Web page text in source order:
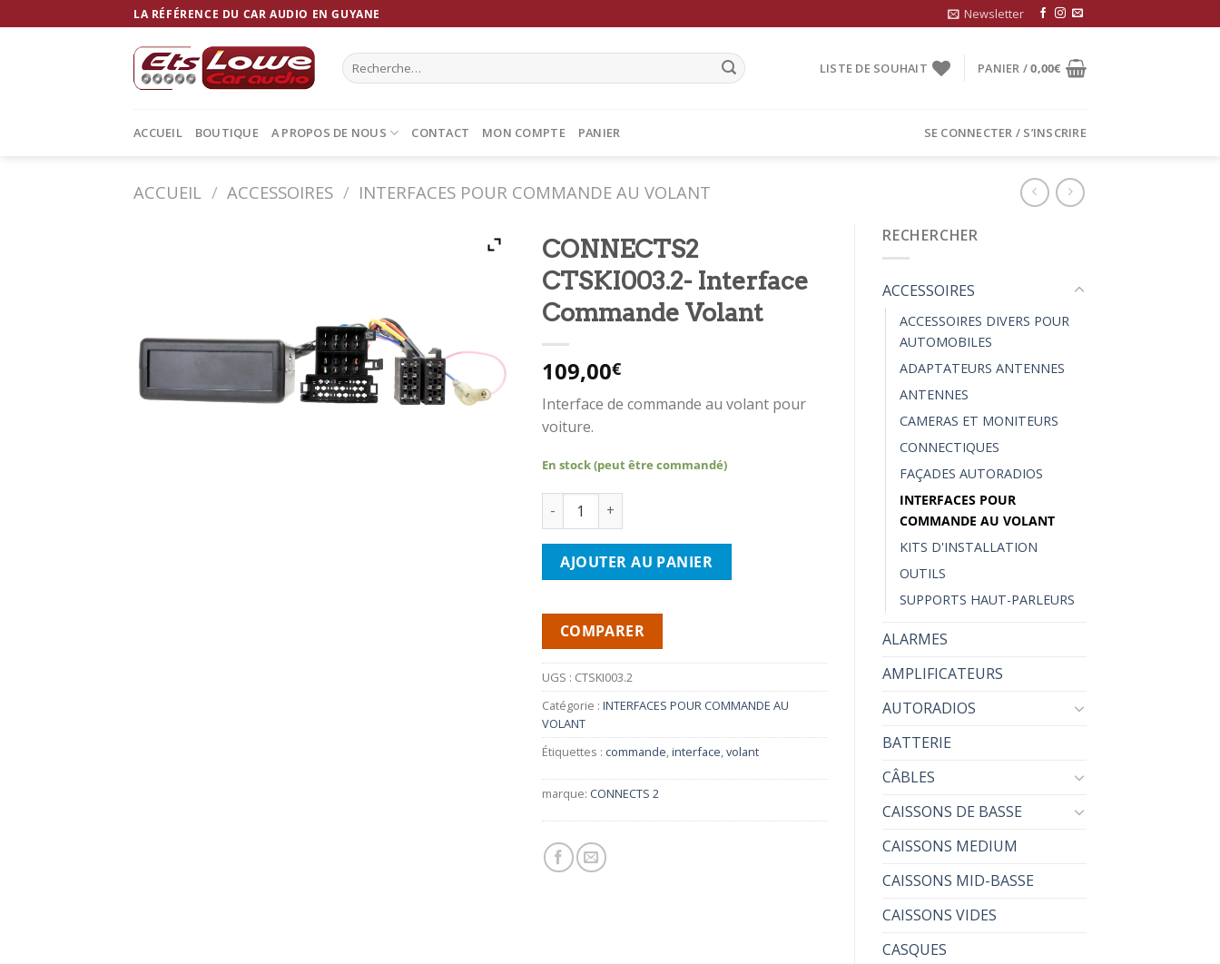
to
LA RÉFÉRENCE DU CAR AUDIO EN GUYANE Newsletter
Recherche
pour :
LISTE DE SOUHAIT PANIER /0,00€
ACCUEIL BOUTIQUE A PROPOS DE NOUS CONTACT MON COMPTE PANIER SE CONNECTER / S’INSCRIRE
ACCUEIL / ACCESSOIRES / INTERFACES POUR COMMANDE AU VOLANT
CONNECTS2
CTSKI003.2- Interface
Commande Volant
109,00€
Interface de commande au volant pour
voiture.
En stock (peut être commandé)
quantité de CONNECTS2 CTSKI003.2- Interface Commande Volant
AJOUTER AU PANIER
COMPARER
UGS : CTSKI003.2
Catégorie : INTERFACES POUR COMMANDE AU
VOLANT
Étiquettes : commande,interface,volant
marque: CONNECTS 2
RECHERCHER
ACCESSOIRES
ACCESSOIRES DIVERS POUR
AUTOMOBILES
ADAPTATEURS ANTENNES
ANTENNES
CAMERAS ET MONITEURS
CONNECTIQUES
FAÇADES AUTORADIOS
INTERFACES POUR
COMMANDE AU VOLANT
KITS D'INSTALLATION
OUTILS
SUPPORTS HAUT-PARLEURS
ALARMES
AMPLIFICATEURS
AUTORADIOS
BATTERIE
CÂBLES
CAISSONS DE BASSE
CAISSONS MEDIUM
CAISSONS MID-BASSE
CAISSONS VIDES
CASQUES